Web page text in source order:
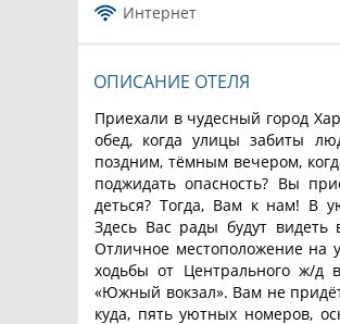
Интернет
ОПИСАНИЕ ОТЕЛЯ
Приехали в чудесный город
обед, когда улицы забиты
поздним, тёмным вечером,
поджидать опасность? Вы
деться? Тогда, Вам к нам! В
Здесь Вас рады будут
Отличное местоположение на
ходьбы от Центрального ж/д
«Южный вокзал». Вам не
куда, пять уютных номеров,